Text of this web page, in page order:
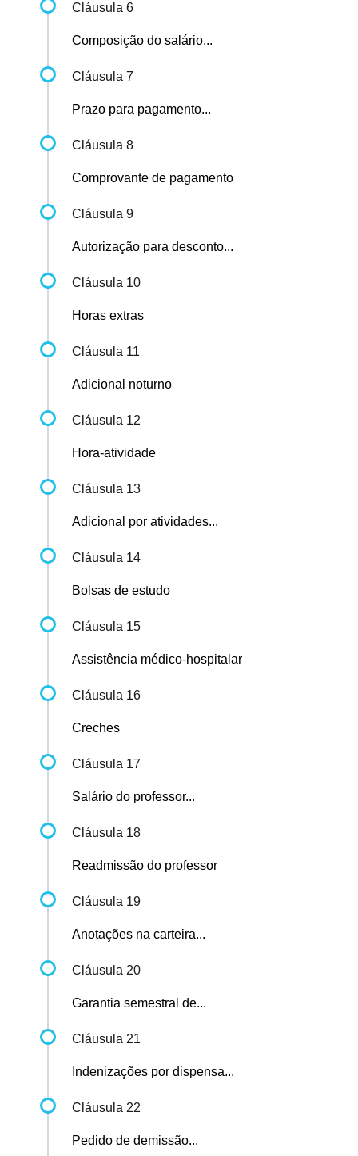
Cláusula 6
Composição do salário...
Cláusula 7
Prazo para pagamento...
Cláusula 8
Comprovante de pagamento
Cláusula 9
Autorização para desconto...
Cláusula 10
Horas extras
Cláusula 11
Adicional noturno
Cláusula 12
Hora-atividade
Cláusula 13
Adicional por atividades...
Cláusula 14
Bolsas de estudo
Cláusula 15
Assistência médico-hospitalar
Cláusula 16
Creches
Cláusula 17
Salário do professor...
Cláusula 18
Readmissão do professor
Cláusula 19
Anotações na carteira...
Cláusula 20
Garantia semestral de...
Cláusula 21
Indenizações por dispensa...
Cláusula 22
Pedido de demissão...